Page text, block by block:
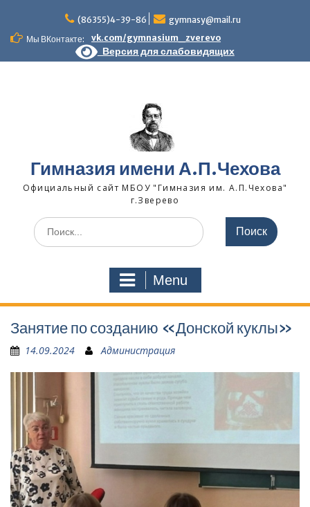
content
(86355)4-39-86
gymnasy@mail.ru
Мы ВКонтакте:
vk.com/gymnasium_zverevo
Версия для слабовидящих
Гимназия имени А.П.Чехова
Официальный сайт МБОУ "Гимназия им. А.П.Чехова"
г.Зверево
Search
for:
Menu
Занятие по созданию «Донской куклы»
14.09.2024 Администрация